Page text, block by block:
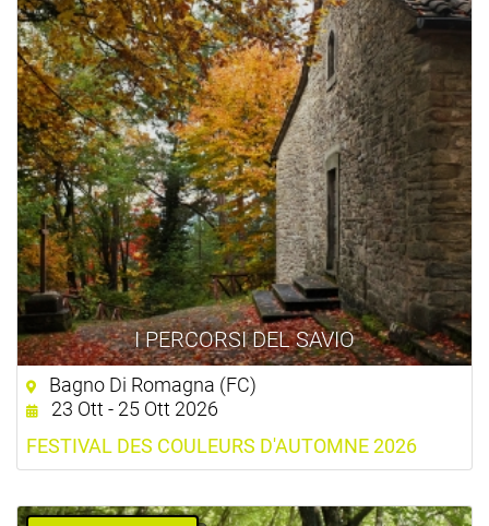
I PERCORSI DEL SAVIO
Bagno Di Romagna (FC)
23 Ott - 25 Ott 2026
FESTIVAL DES COULEURS D'AUTOMNE 2026